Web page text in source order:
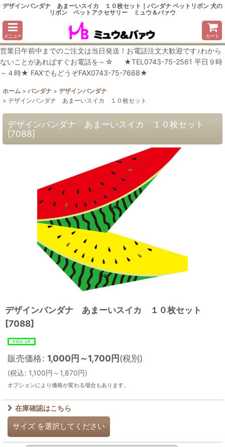
デザインバンダナ あまーいスイカ １０枚セット｜バンダナ ペットリボン 犬の
リボン ペットアクセサリー ミュウ＆バァウ
メニュー カート
営業日午前中までのご注文は当日発送！お電話注文大歓迎です♪わから
ないことがあればすぐお電話を～☆ ★TEL0743-75-2561 平日９時
～４時★ FAXでもどうぞFAX0743-75-7668★
ホーム > バンダナ > デザインバンダナ
> デザインバンダナ あまーいスイカ １０枚セット
デザインバンダナ あまーいスイカ １０枚セット
[7088]
デザインバンダナ あまーいスイカ １０枚セット
[7088]
販売価格: 1,000円～1,700円(税別)
(税込: 1,100円 ～1,870円)
オプションにより価格が変わる場合もあります。
在庫確認はこちら
サイズ を選択してください